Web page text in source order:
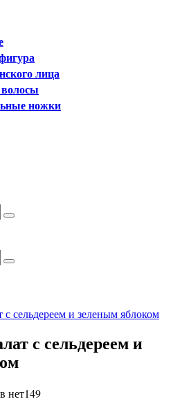
лица
ножки
Поиск
Поиск
сельдереем и зеленым яблоком
с сельдереем и
нет149